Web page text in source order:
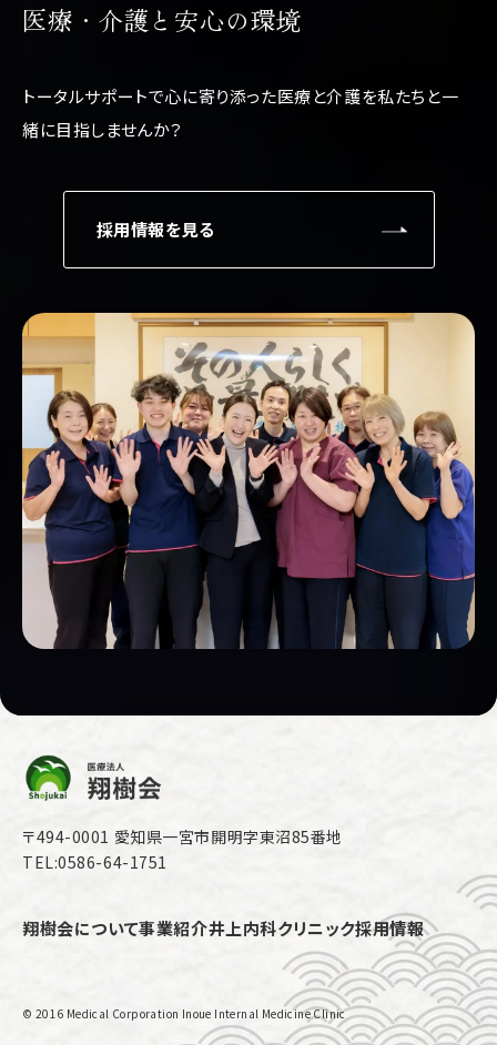
医療・介護と安心の環境
トータルサポートで心に寄り添った医療と介護を私たちと一
緒に目指しませんか？
採用情報を見る
〒494-0001 愛知県一宮市開明字東沼85番地
TEL:0586-64-1751
翔樹会について事業紹介井上内科クリニック採用情報
© 2016 Medical Corporation Inoue Internal Medicine Clinic